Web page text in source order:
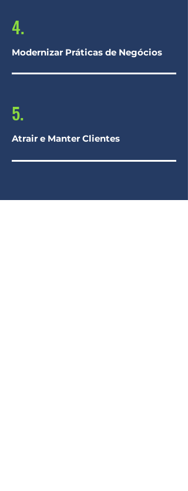
4.
Modernizar Práticas de Negócios
5.
Atrair e Manter Clientes